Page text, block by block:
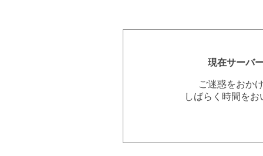
現在サーバ
ご迷惑をおか
しばらく時間を